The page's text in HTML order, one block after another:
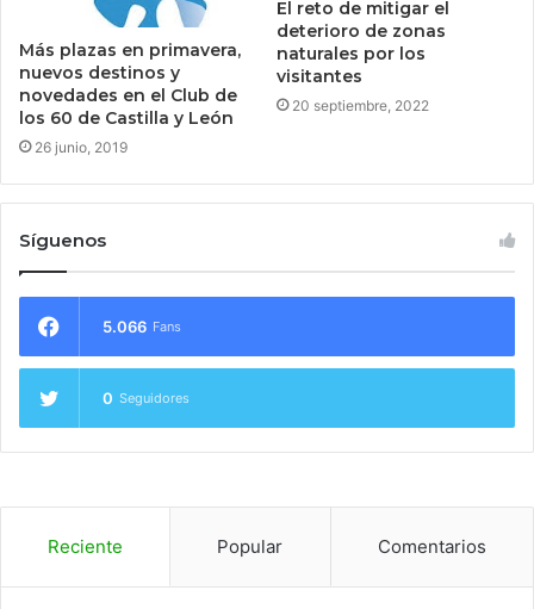
Más plazas en primavera,
nuevos destinos y
novedades en el Club de
los 60 de Castilla y León
26 junio, 2019
El reto de mitigar el
deterioro de zonas
naturales por los
visitantes
20 septiembre, 2022
Síguenos
5.066 Fans
0 Seguidores
Reciente Popular Comentarios